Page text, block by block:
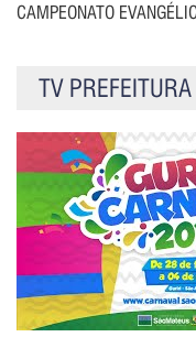
CAMPEONATO
TV